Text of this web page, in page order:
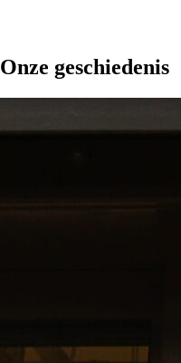
Onze geschiedenis